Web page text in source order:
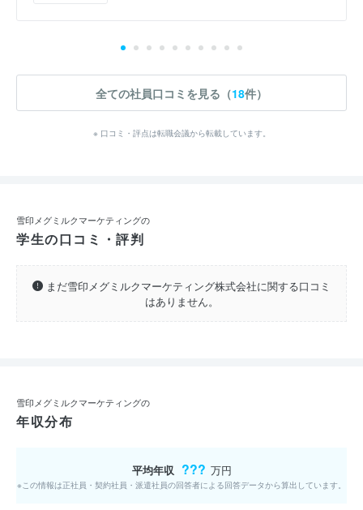
全ての社員口コミを見る（18件）
※ 口コミ・評点は転職会議から転載しています。
雪印メグミルクマーケティングの
学生の口コミ・評判
まだ雪印メグミルクマーケティング株式会社に関する口コミ
はありません。
雪印メグミルクマーケティングの
年収分布
平均年収 ??? 万円
※この情報は正社員・契約社員・派遣社員の回答者による回答データから算出しています。